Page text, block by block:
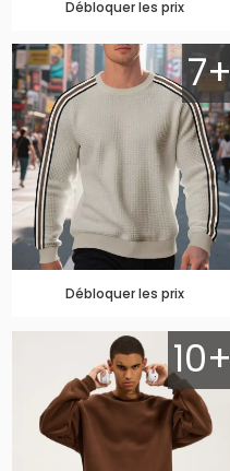
Débloquer les prix
7+
Débloquer les prix
10+